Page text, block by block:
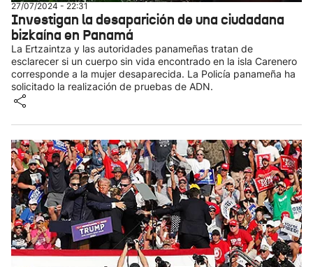
27/07/2024 - 22:31
Investigan la desaparición de una ciudadana
bizkaína en Panamá
La Ertzaintza y las autoridades panameñas tratan de
esclarecer si un cuerpo sin vida encontrado en la isla Carenero
corresponde a la mujer desaparecida. La Policía panameña ha
solicitado la realización de pruebas de ADN.